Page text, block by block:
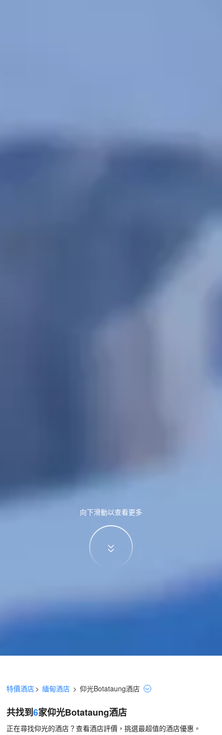
向下滑動以查看更多
特價酒店> 緬甸酒店 > 仰光Botataung酒店
共找到6家仰光Botataung酒店
正在尋找仰光的酒店？查看酒店評價，挑選最超值的酒店優惠。